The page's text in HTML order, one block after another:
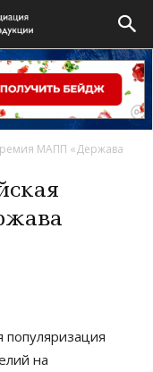
МАПП «Держава
на